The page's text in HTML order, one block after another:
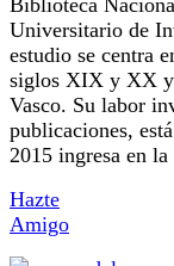
Biblioteca
Universitario de
estudio se centra
siglos XIX y XX y
Vasco. Su labor
publicaciones,
2015 ingresa en
Hazte
Amigo